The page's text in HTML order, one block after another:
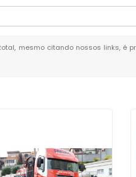
mesmo citando nossos links, é